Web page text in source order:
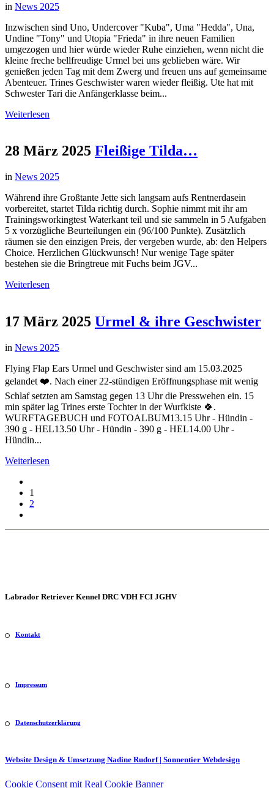
in News 2025
Inzwischen sind Uno, Undercover "Kuba", Uma "Hedda", Una,
Undine "Tony" und Utopia "Frieda" in ihre neuen Familien
umgezogen und hier würde wieder Ruhe einziehen, wenn nicht die
kleine freche bellfreudige Urmel bei uns geblieben wäre. Wir
genießen jeden Tag mit dem Zwerg und freuen uns auf gemeinsame
Abenteuer. Trines Geschwister waren wieder fleißig. Ute hat mit
Schwester Tari die Anfängerklasse beim...
Weiterlesen
28 März 2025 Fleißige Tilda…
in News 2025
Während ihre Großtante Jette sich langsam aufs Rentnerdasein
vorbereitet, startet Tilda richtig durch. Sophie nimmt mit ihr am
Trainingsworkingtest Waterkant teil und sie sammeln in 5 Aufgaben
5 x vorzügliche Beurteilungen ein (96/100 Punkte). Zusätzlich
räumen sie den einzigen Preis, der vergeben wurde, ab: den Helpers
Choice. Herzlichen Glückwunsch! Nur wenige Tage später
bestehen sie die Bringtreue mit Fuchs beim JGV...
Weiterlesen
17 März 2025 Urmel & ihre Geschwister
in News 2025
Flying Flap Ears Urmel und Geschwister sind am 15.03.2025
gelandet ❤️. Nach einer 22-stündigen Eröffnungsphase mit wenig
Schlaf setzten am Samstag gegen 13 Uhr die Presswehen ein. 15
min später lag Trines erste Tochter in der Wurfkiste 🍀.
WURFTAGEBUCH und FOTOALBUM13.15 Uhr - Hündin -
390 g - HEL13.50 Uhr - Hündin - 390 g - HEL14.00 Uhr -
Hündin...
Weiterlesen
1
2
Labrador Retriever Kennel DRC VDH FCI JGHV
Kontakt
Impressum
Datenschutzerklärung
Website Design & Umsetzung Nadine Rudorf | Sonnentier Webdesign
Cookie Consent mit Real Cookie Banner